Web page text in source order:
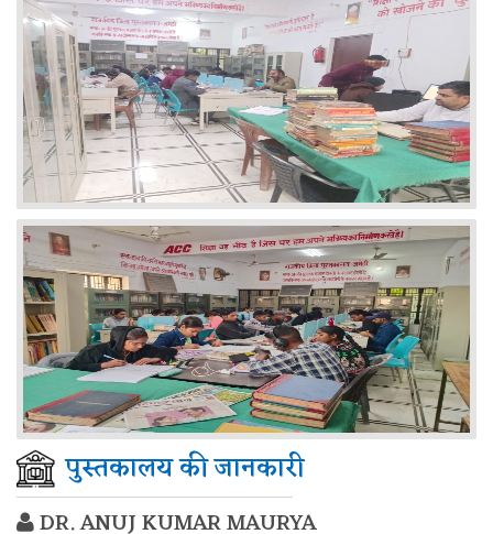
पुस्तकालय की जानकारी
DR. ANUJ KUMAR MAURYA